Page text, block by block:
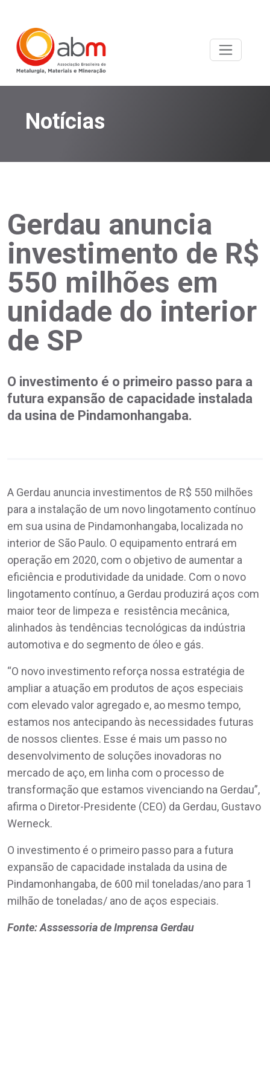
Notícias
Gerdau anuncia
investimento de R$
550 milhões em
unidade do interior
de SP
O investimento é o primeiro passo para a
futura expansão de capacidade instalada
da usina de Pindamonhangaba.
A Gerdau anuncia investimentos de R$ 550 milhões
para a instalação de um novo lingotamento contínuo
em sua usina de Pindamonhangaba, localizada no
interior de São Paulo. O equipamento entrará em
operação em 2020, com o objetivo de aumentar a
eficiência e produtividade da unidade. Com o novo
lingotamento contínuo, a Gerdau produzirá aços com
maior teor de limpeza e resistência mecânica,
alinhados às tendências tecnológicas da indústria
automotiva e do segmento de óleo e gás.
“O novo investimento reforça nossa estratégia de
ampliar a atuação em produtos de aços especiais
com elevado valor agregado e, ao mesmo tempo,
estamos nos antecipando às necessidades futuras
de nossos clientes. Esse é mais um passo no
desenvolvimento de soluções inovadoras no
mercado de aço, em linha com o processo de
transformação que estamos vivenciando na Gerdau”,
afirma o Diretor-Presidente (CEO) da Gerdau, Gustavo
Werneck.
O investimento é o primeiro passo para a futura
expansão de capacidade instalada da usina de
Pindamonhangaba, de 600 mil toneladas/ano para 1
milhão de toneladas/ ano de aços especiais.
Fonte: Asssessoria de Imprensa Gerdau